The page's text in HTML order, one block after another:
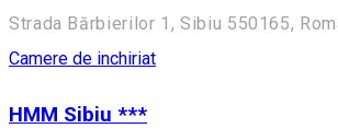
Strada Bărbierilor 1, Sibiu 550165,
Camere de inchiriat
HMM Sibiu ***